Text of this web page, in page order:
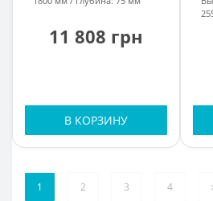
11 808 грн
В КОРЗИНУ
1 2 3 4